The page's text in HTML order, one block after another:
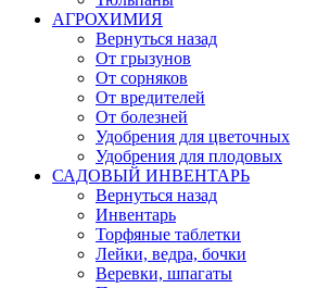
АГРОХИМИЯ
Вернуться назад
От грызунов
От сорняков
От вредителей
От болезней
Удобрения для цветочных
Удобрения для плодовых
САДОВЫЙ ИНВЕНТАРЬ
Вернуться назад
Инвентарь
Торфяные таблетки
Лейки, ведра, бочки
Веревки, шпагаты